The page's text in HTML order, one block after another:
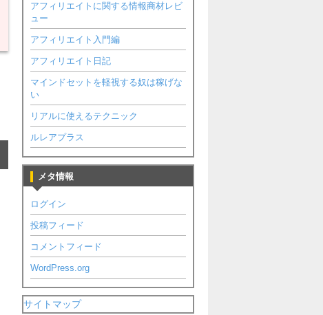
アフィリエイトに関する情報商材レビ
ュー
アフィリエイト入門編
アフィリエイト日記
マインドセットを軽視する奴は稼げな
い
リアルに使えるテクニック
ルレアプラス
メタ情報
ログイン
投稿フィード
コメントフィード
WordPress.org
サイトマップ